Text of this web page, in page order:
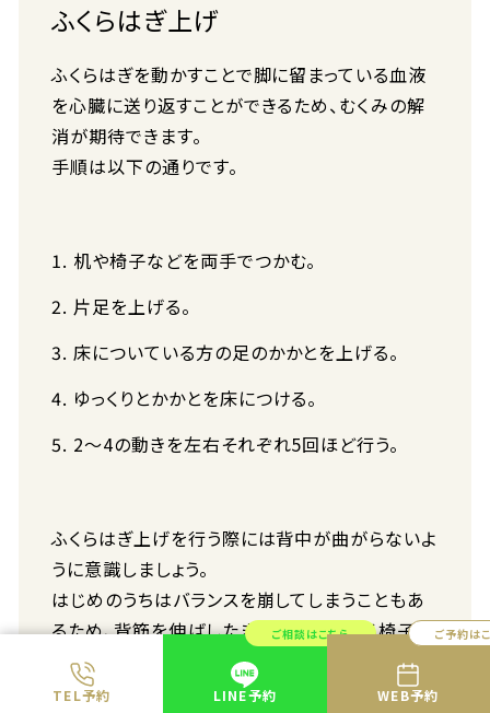
TEL予約
ご相談はこちら
LINE予約
ご予約は
WEB予約
ふくらはぎ上げ
ふくらはぎを動かすことで脚に留まっている血液
を心臓に送り返すことができるため、むくみの解
消が期待できます。
手順は以下の通りです。
机や椅子などを両手でつかむ。
片足を上げる。
床についている方の足のかかとを上げる。
ゆっくりとかかとを床につける。
2～4の動きを左右それぞれ5回ほど行う。
ふくらはぎ上げを行う際には背中が曲がらないよ
うに意識しましょう。
はじめのうちはバランスを崩してしまうこともあ
るため、背筋を伸ばしたままでつかまれる椅子や
机などがあるところで行ってください。
かかとを上げるときに床についている方の足の親